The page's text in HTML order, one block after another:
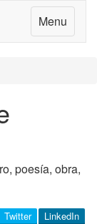
Menu
poesía, obra,
LinkedIn
Twitter